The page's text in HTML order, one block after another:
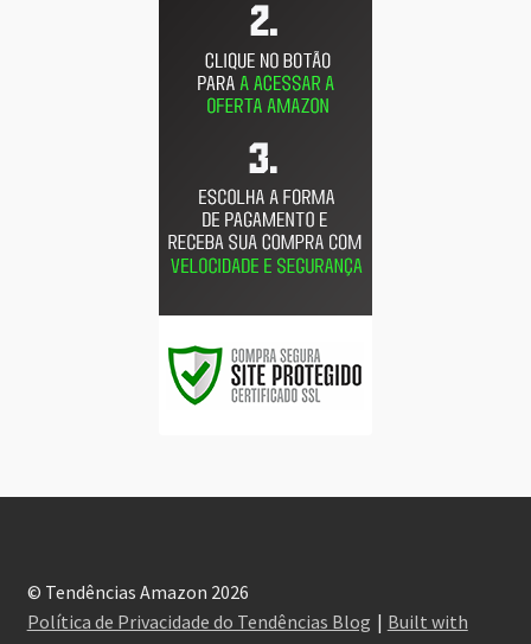
© Tendências Amazon 2026
Política de Privacidade do Tendências Blog
Built with